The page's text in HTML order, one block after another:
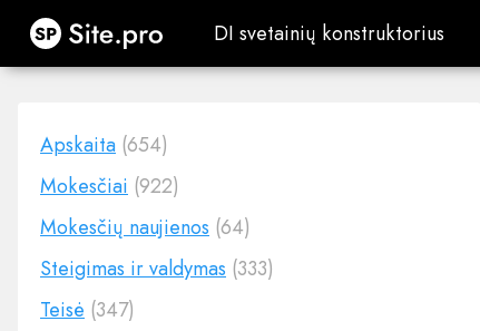
Site.pro DI svetainių konstruktorius
DI svetainių konstruktorius
Apskaita (654)
Mokesčiai (922)
Mokesčių naujienos (64)
Steigimas ir valdymas (333)
Teisė (347)